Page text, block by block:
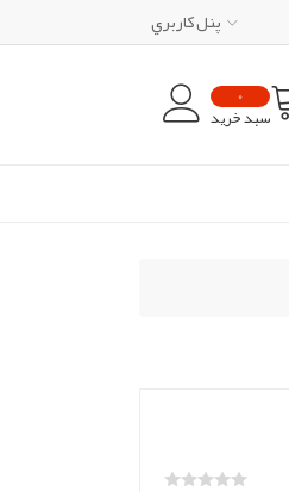
پنل کاربري
0
سبد خرید